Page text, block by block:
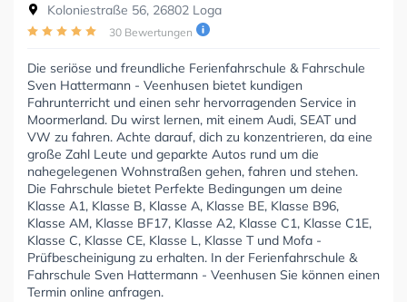
Koloniestraße 56, 26802 Loga
30 Bewertungen
Die seriöse und freundliche Ferienfahrschule & Fahrschule
Sven Hattermann - Veenhusen bietet kundigen
Fahrunterricht und einen sehr hervorragenden Service in
Moormerland. Du wirst lernen, mit einem Audi, SEAT und
VW zu fahren. Achte darauf, dich zu konzentrieren, da eine
große Zahl Leute und geparkte Autos rund um die
nahegelegenen Wohnstraßen gehen, fahren und stehen.
Die Fahrschule bietet Perfekte Bedingungen um deine
Klasse A1, Klasse B, Klasse A, Klasse BE, Klasse B96,
Klasse AM, Klasse BF17, Klasse A2, Klasse C1, Klasse C1E,
Klasse C, Klasse CE, Klasse L, Klasse T und Mofa -
Prüfbescheinigung zu erhalten. In der Ferienfahrschule &
Fahrschule Sven Hattermann - Veenhusen Sie können einen
Termin online anfragen.